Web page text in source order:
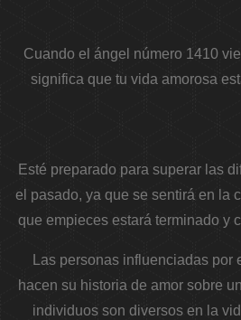
Cuando el ángel número 1410
significa que tu vida amorosa
Esté preparado para superar las
el pasado, ya que se sentirá en la
que empieces estará terminado y
Las personas influenciadas por
hacen su historia de amor sobre
individuos son diversos en la